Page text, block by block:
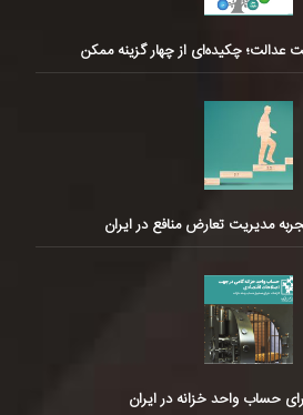
عدالت؛ چکیده‌ای از چهار گزینه ممکن
حساب واحد خزانه در ایران